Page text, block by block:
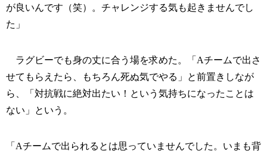
が良いんです（笑）。チャレンジする気も起きませんでし
た」
ラグビーでも身の丈に合う場を求めた。「Aチームで出さ
せてもらえたら、もちろん死ぬ気でやる」と前置きしなが
ら、「対抗戦に絶対出たい！という気持ちになったことは
ない」という。
「Aチームで出られるとは思っていませんでした。いまも背